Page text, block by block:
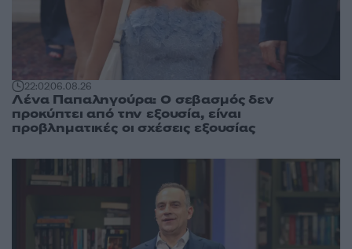
22:0206.08.26
Λένα Παπαληγούρα: Ο σεβασμός δεν
προκύπτει από την εξουσία, είναι
προβληματικές οι σχέσεις εξουσίας